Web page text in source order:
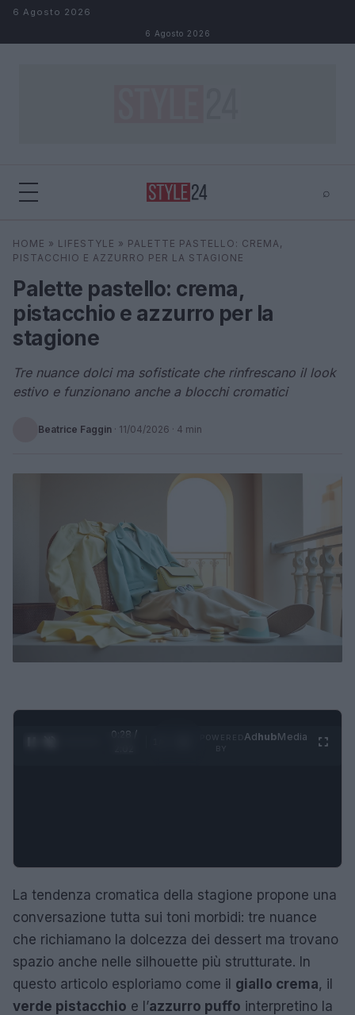
Salta al contenuto
6 Agosto 2026
6 Agosto 2026
⌕
Cerca
HOME » LIFESTYLE » PALETTE PASTELLO: CREMA,
PISTACCHIO E AZZURRO PER LA STAGIONE
Palette pastello: crema,
pistacchio e azzurro per la
stagione
Tre nuance dolci ma sofisticate che rinfrescano il look
estivo e funzionano anche a blocchi cromatici
Beatrice Faggin · 11/04/2026 · 4 min
0:29 /
AdhubMedia
La tendenza cromatica della stagione propone una
conversazione tutta sui toni morbidi: tre nuance
che richiamano la dolcezza dei dessert ma trovano
spazio anche nelle silhouette più strutturate. In
questo articolo esploriamo come il giallo crema, il
verde pistacchio e l’azzurro puffo interpretino la